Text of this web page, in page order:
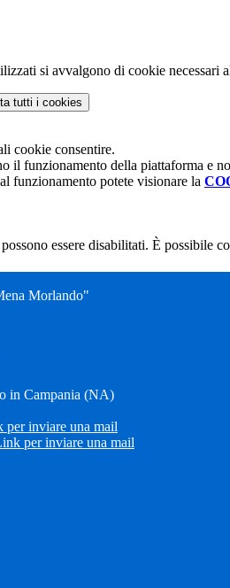
si avvalgono di cookie
tutti i cookies
cookie consentire.
il funzionamento della piattaforma e
funzionamento potete visionare la
essere disabilitati. È possibile
Morlando"
in Campania (NA)
per inviare una mail
per inviare una mail